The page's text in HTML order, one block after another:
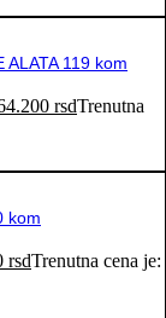
ALATA 119 kom
rsdTrenutna
kom
rsdTrenutna cena je: